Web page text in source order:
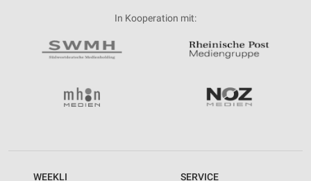
In Kooperation mit:
WEEKLI SERVICE